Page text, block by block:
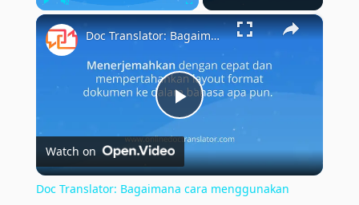
Play Unmute Fullscreen ×
Play
Video
Doc Translator: Bagaimana cara menggunakan penerjemah dokumen?
Watch on
Doc Translator: Bagaimana cara menggunakan